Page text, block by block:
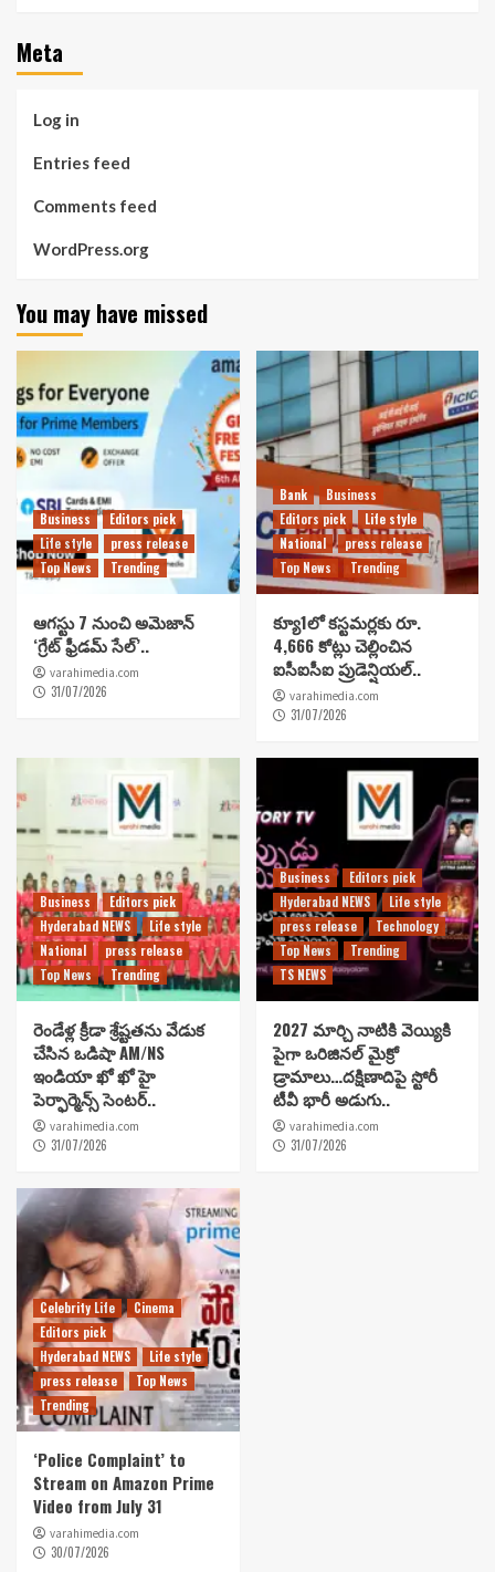
Meta
Log in
Entries feed
Comments feed
WordPress.org
You may have missed
Business
Editors pick
Life style
press release
Top News
Trending
ఆగస్టు 7 నుంచి అమెజాన్
‘గ్రేట్ ఫ్రీడమ్ సేల్’..
varahimedia.com
31/07/2026
Bank
Business
Editors pick
Life style
National
press release
Top News
Trending
క్యూ1లో కస్టమర్లకు రూ.
4,666 కోట్లు చెల్లించిన
ఐసీఐసీఐ ప్రుడెన్షియల్..
varahimedia.com
31/07/2026
Business
Editors pick
Hyderabad NEWS
Life style
National
press release
Top News
Trending
రెండేళ్ల క్రీడా శ్రేష్టతను వేడుక
చేసిన ఒడిషా AM/NS
ఇండియా ఖో ఖో హై
పెర్ఫార్మెన్స్ సెంటర్..
varahimedia.com
31/07/2026
Business
Editors pick
Hyderabad NEWS
Life style
press release
Technology
Top News
Trending
TS NEWS
2027 మార్చి నాటికి వెయ్యికి
పైగా ఒరిజినల్ మైక్రో
డ్రామాలు…దక్షిణాదిపై స్టోరీ
టీవీ భారీ అడుగు..
varahimedia.com
31/07/2026
Celebrity Life
Cinema
Editors pick
Hyderabad NEWS
Life style
press release
Top News
Trending
‘Police Complaint’ to
Stream on Amazon Prime
Video from July 31
varahimedia.com
30/07/2026